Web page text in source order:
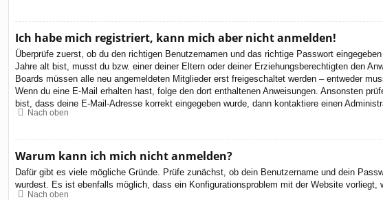
Ich habe mich registriert, kann mich aber nicht anmelden!
Überprüfe zuerst, ob du den richtigen Benutzernamen und das richtige Passwort
Jahre alt bist, musst du bzw. einer deiner Eltern oder deiner Erziehungsberechtigten den
Boards müssen alle neu angemeldeten Mitglieder erst freigeschaltet werden – entweder
Wenn du eine E-Mail erhalten hast, folge den dort enthaltenen Anweisungen. Ansonsten
bist, dass deine E-Mail-Adresse korrekt eingegeben wurde, dann kontaktiere einen
Nach oben
Warum kann ich mich nicht anmelden?
Dafür gibt es viele mögliche Gründe. Prüfe zunächst, ob dein Benutzername und dein
wurdest. Es ist ebenfalls möglich, dass ein Konfigurationsproblem mit der Website vorliegt,
Nach oben